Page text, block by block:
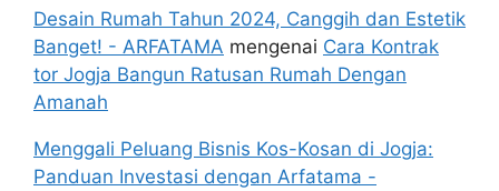
Desain Rumah Tahun 2024, Canggih dan Estetik
Banget! - ARFATAMA mengenai Cara Kontrak
tor Jogja Bangun Ratusan Rumah Dengan
Amanah
Menggali Peluang Bisnis Kos-Kosan di Jogja:
Panduan Investasi dengan Arfatama -